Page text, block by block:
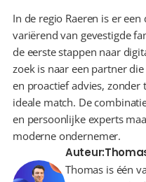
In de regio Raeren is er
variërend van gevestigde
de eerste stappen naar
zoek is naar een partner
en proactief advies,
ideale match. De
en persoonlijke experts
moderne ondernemer.
Auteur:
Thomas is één